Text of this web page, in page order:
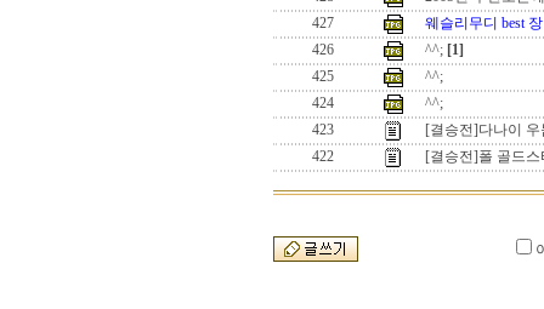
427
웨슬리무디 best
426
^^; [1]
425
^^;
424
^^;
423
[결승전]다나이 우
422
[결승전]폴 골드스